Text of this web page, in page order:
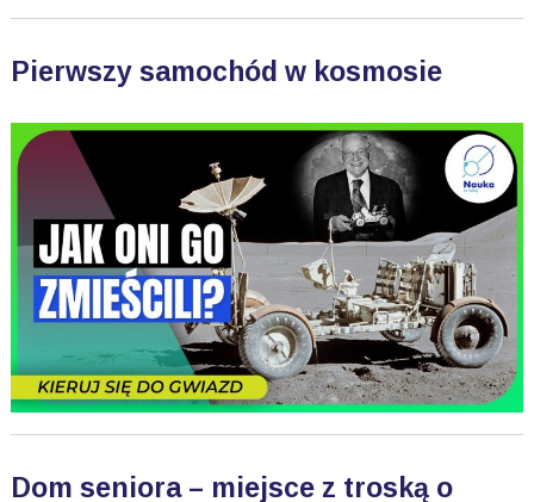
Pierwszy samochód w kosmosie
Dom seniora – miejsce z troską o